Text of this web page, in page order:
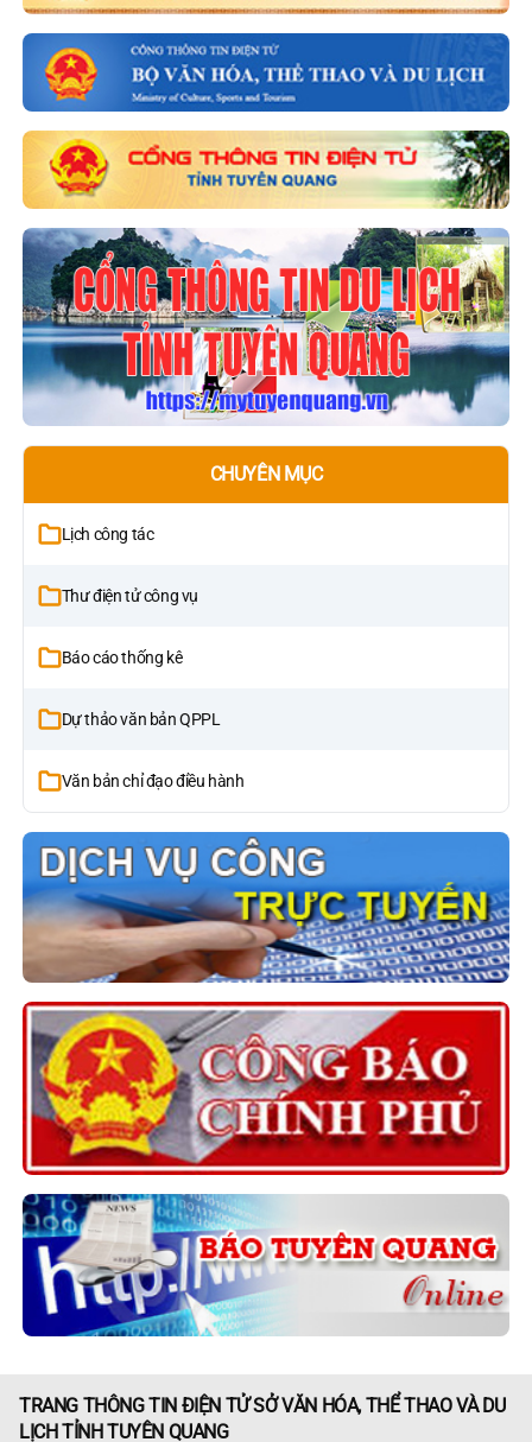
CHUYÊN MỤC
Lịch công tác
Thư điện tử công vụ
Báo cáo thống kê
Dự thảo văn bản QPPL
Văn bản chỉ đạo điều hành
TRANG THÔNG TIN ĐIỆN TỬ SỞ VĂN HÓA, THỂ THAO VÀ DU
LỊCH TỈNH TUYÊN QUANG